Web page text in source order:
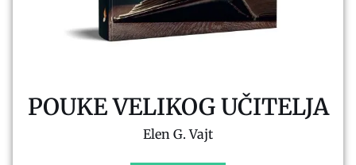
POUKE VELIKOG UČITELJA
Elen G. Vajt